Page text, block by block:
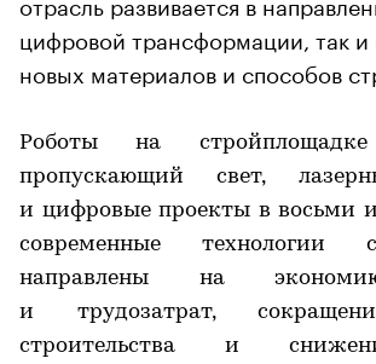
цифровой трансформации, так и
новых материалов и способов
Роботы на
пропускающий свет,
и цифровые проекты в восьми
современные технологии
направлены на
и трудозатрат,
строительства и